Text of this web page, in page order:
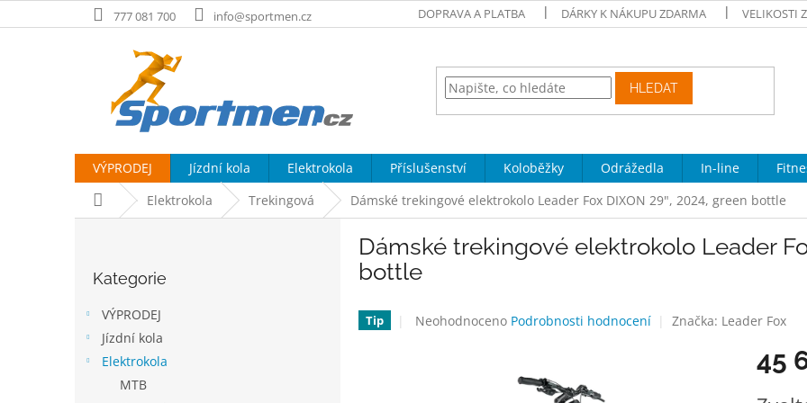
na
777 081 700 info@sportmen.cz DOPRAVA A PLATBA DÁRKY K NÁKUPU ZDARMA VELIKOSTI
HLEDAT
VÝPRODEJ Jízdní kola Elektrokola Příslušenství Koloběžky Odrážedla In-line
Domů Elektrokola Trekingová Dámské trekingové elektrokolo Leader Fox DIXON 29", 2024, green bottle
kategorie
Kategorie
VÝPRODEJ
Jízdní kola
Elektrokola
MTB
Dámské trekingové elektrokolo Leader
bottle
Tip
Průměrné
Neohodnoceno Podrobnosti hodnocení Značka: Leader Fox
45